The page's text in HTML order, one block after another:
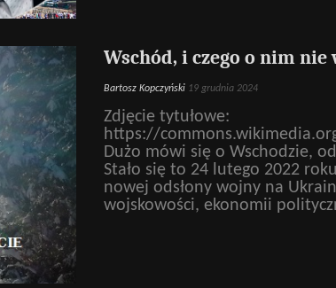
Wschód, i czego o nim nie
Bartosz Kopczyński 19 grudnia 2024
Zdjęcie tytułowe:
https://
Dużo mówi się o Wschodzie,
Stało się to 24 lutego 2022
nowej odsłony wojny na
wojskowości, ekonomii